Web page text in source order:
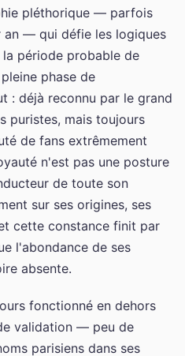
pléthorique — parfois
an — qui défie les logiques
période probable de
phase de
: déjà reconnu par le grand
puristes, mais toujours
de fans extrêmement
n'est pas une posture
de toute son
sur ses origines, ses
cette constance finit par
l'abondance de ses
absente.
fonctionné en dehors
validation — peu de
parisiens dans ses